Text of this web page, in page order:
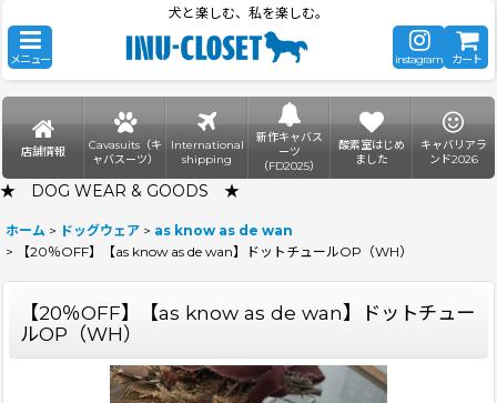
犬と楽しむ、私を楽しむ。
メニュー instagram カート
店舗情報
Cavasuits（キ
ャバスーツ）
International
shipping
新作キャバス
ーツ
（FD2025）
酸素室はじめ
ました
キャバリアラ
ンド2026
★ DOG WEAR & GOODS ★
ホーム > ドッグウェア > as know as de wan
>
【20％OFF】【as know as de wan】ドットチュールOP（WH）
【20％OFF】【as know as de wan】ドットチュー
ルOP（WH）